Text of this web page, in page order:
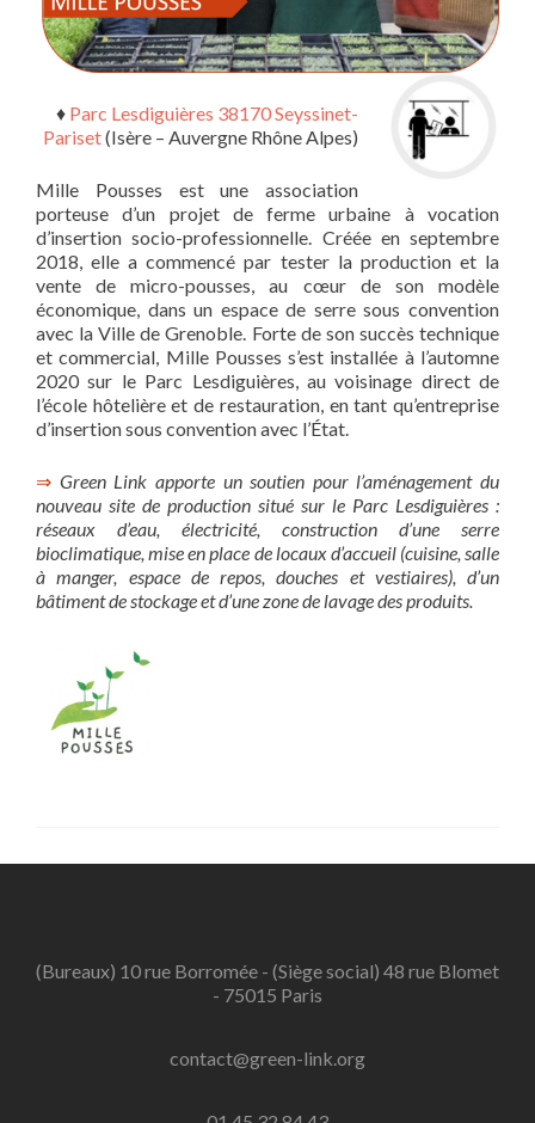
♦ Parc Lesdiguières 38170 Seyssinet-
Pariset(Isère – Auvergne Rhône Alpes)
Mille Pousses est une association
porteuse d’un projet de ferme urbaine à vocation
d’insertion socio-professionnelle. Créée en septembre
2018, elle a commencé par tester la production et la
vente de micro-pousses, au cœur de son modèle
économique, dans un espace de serre sous convention
avec la Ville de Grenoble. Forte de son succès technique
et commercial, Mille Pousses s’est installée à l’automne
2020 sur le Parc Lesdiguières, au voisinage direct de
l’école hôtelière et de restauration, en tant qu’entreprise
d’insertion sous convention avec l’État.
⇒ Green Link apporte un soutien pour l’aménagement du
nouveau site de production situé sur le Parc Lesdiguières :
réseaux d’eau, électricité, construction d’une serre
bioclimatique, mise en place de locaux d’accueil (cuisine, salle
à manger, espace de repos, douches et vestiaires), d’un
bâtiment de stockage et d’une zone de lavage des produits.
(Bureaux) 10 rue Borromée - (Siège social) 48 rue Blomet
- 75015 Paris
contact@green-link.org